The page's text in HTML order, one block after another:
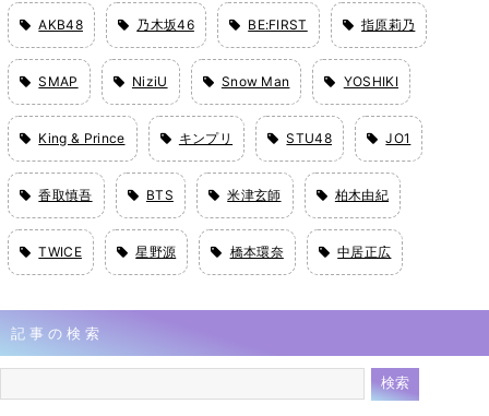
AKB48 乃木坂46 BE:FIRST 指原莉乃
SMAP NiziU Snow Man YOSHIKI
King & Prince キンプリ STU48 JO1
香取慎吾 BTS 米津玄師 柏木由紀
TWICE 星野源 橋本環奈 中居正広
記事の検索